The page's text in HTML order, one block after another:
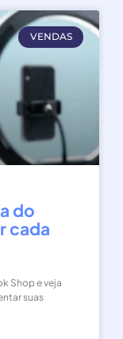
VENDAS
do
cada
Shop e veja
suas